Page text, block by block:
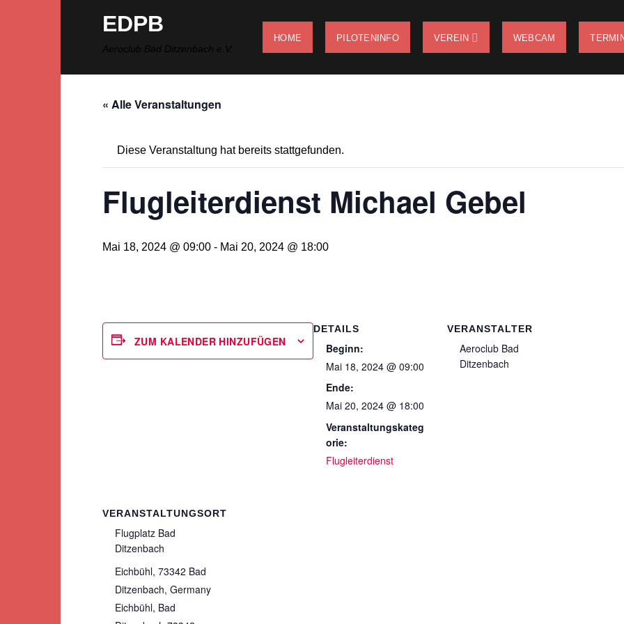
EDPB
Aeroclub Bad Ditzenbach e.V.
HOME PILOTENINFO VEREIN WEBCAM
« Alle Veranstaltungen
Diese Veranstaltung hat bereits stattgefunden.
Flugleiterdienst Michael Gebel
Mai 18, 2024 @ 09:00 - Mai 20, 2024 @ 18:00
ZUM KALENDER HINZUFÜGEN
DETAILS
Beginn:
Mai 18, 2024 @ 09:00
Ende:
Mai 20, 2024 @ 18:00
Veranstaltungskateg
orie:
Flugleiterdienst
VERANSTALTER
Aeroclub Bad
Ditzenbach
VERANSTALTUNGSORT
Flugplatz Bad
Ditzenbach
Eichbühl, 73342 Bad
Ditzenbach, Germany
Eichbühl, Bad